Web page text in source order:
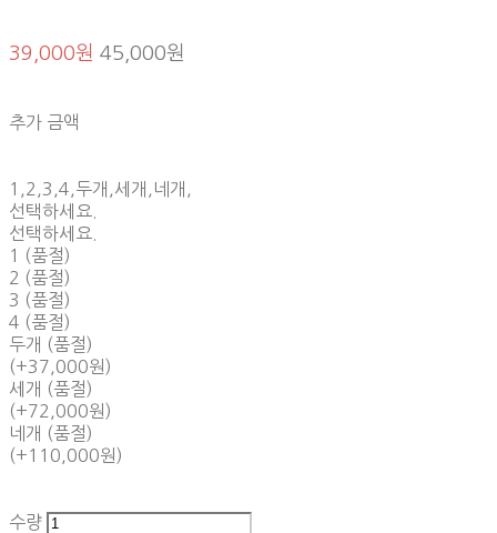
39,000원 45,000원
추가 금액
1,2,3,4,두개,세개,네개,
선택하세요.
선택하세요.
1 (품절)
2 (품절)
3 (품절)
4 (품절)
두개 (품절)
(+37,000원)
세개 (품절)
(+72,000원)
네개 (품절)
(+110,000원)
수량